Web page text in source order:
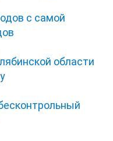
с самой
области